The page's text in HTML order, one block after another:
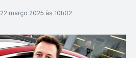
22 março 2025 às 10h02